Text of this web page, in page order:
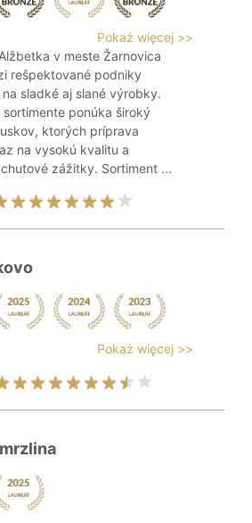
Pokaż więcej >>
v meste Žarnovica
rešpektované podniky
na sladké aj slané výrobky.
sortimente ponúka široký
ktorých príprava
na vysokú kvalitu a
zážitky. Sortiment ...
Pokaż więcej >>